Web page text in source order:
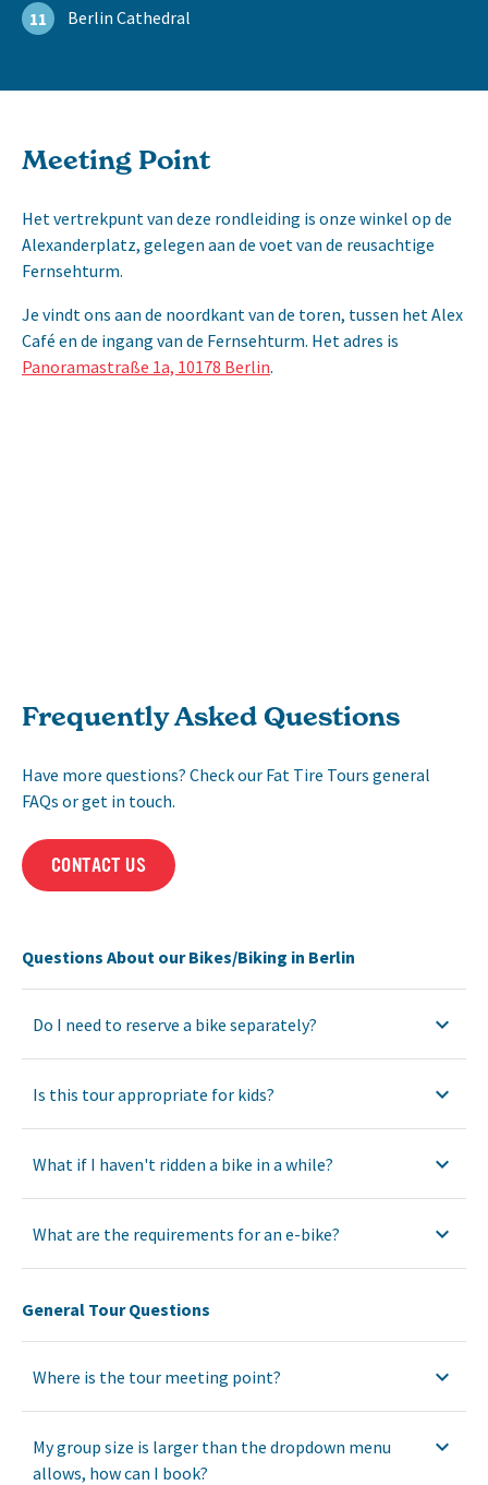
11 Berlin Cathedral
Meeting Point
Het vertrekpunt van deze rondleiding is onze winkel op de
Alexanderplatz, gelegen aan de voet van de reusachtige
Fernsehturm.
Je vindt ons aan de noordkant van de toren, tussen het Alex
Café en de ingang van de Fernsehturm. Het adres is
Panoramastraße 1a, 10178 Berlin.
Frequently Asked Questions
Have more questions? Check our Fat Tire Tours general
FAQs or get in touch.
CONTACT US
Questions About our Bikes/Biking in Berlin
Do I need to reserve a bike separately?
Is this tour appropriate for kids?
What if I haven't ridden a bike in a while?
What are the requirements for an e-bike?
General Tour Questions
Where is the tour meeting point?
My group size is larger than the dropdown menu
allows, how can I book?